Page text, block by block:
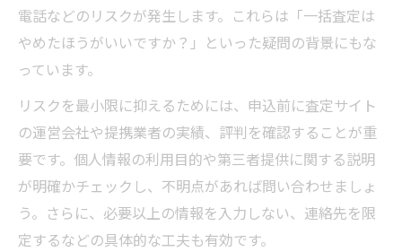
電話などのリスクが発生します。これらは「一括査定は
やめたほうがいいですか？」といった疑問の背景にもな
っています。
リスクを最小限に抑えるためには、申込前に査定サイト
の運営会社や提携業者の実績、評判を確認することが重
要です。個人情報の利用目的や第三者提供に関する説明
が明確かチェックし、不明点があれば問い合わせましょ
う。さらに、必要以上の情報を入力しない、連絡先を限
定するなどの具体的な工夫も有効です。